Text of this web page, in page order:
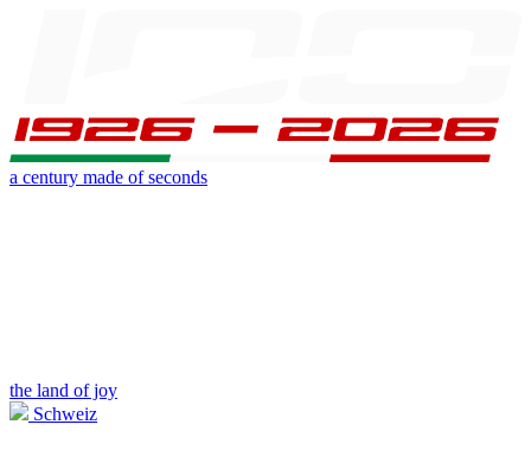
a century made of seconds
the land of joy
Schweiz